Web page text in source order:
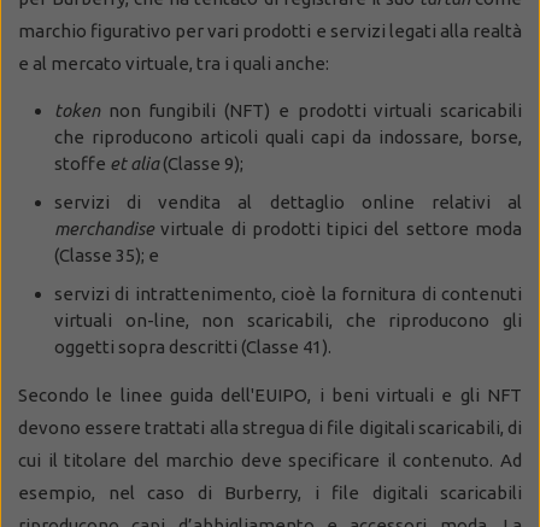
marchio figurativo per vari prodotti e servizi legati alla realtà
e al mercato virtuale, tra i quali anche:
tokennon fungibili (NFT) e prodotti virtuali scaricabili
che riproducono articoli quali capi da indossare, borse,
stoffe et alia(Classe 9);
servizi di vendita al dettaglio online relativi al
merchandisevirtuale di prodotti tipici del settore moda
(Classe 35); e
servizi di intrattenimento, cioè la fornitura di contenuti
virtuali on-line, non scaricabili, che riproducono gli
oggetti sopra descritti (Classe 41).
Secondo le linee guida dell'EUIPO, i beni virtuali e gli NFT
devono essere trattati alla stregua di file digitali scaricabili, di
cui il titolare del marchio deve specificare il contenuto. Ad
esempio, nel caso di Burberry, i file digitali scaricabili